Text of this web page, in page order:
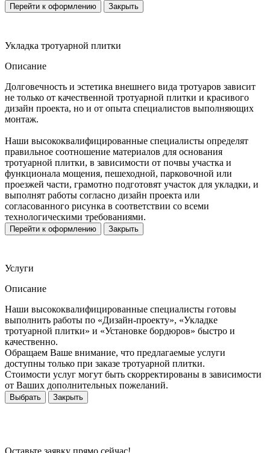
Перейти к оформлению Закрыть
Укладка тротуарной плитки
Описание
Долговечность и эстетика внешнего вида тротуаров зависит
не только от качественной тротуарной плитки и красивого
дизайн проекта, но и от опыта специалистов выполняющих
монтаж.
Наши высококвалифицированные специалисты определят
правильное соотношение материалов для основания
тротуарной плитки, в зависимости от почвы участка и
функционала мощения, пешеходной, парковочной или
проезжей части, грамотно подготовят участок для укладки, и
выполнят работы согласно дизайн проекта или
согласованного рисунка в соответствии со всеми
технологическими требованиями.
Перейти к оформлению Закрыть
Услуги
Описание
Наши высококвалифицированные специалисты готовы
выполнить работы по «Дизайн-проекту», «Укладке
тротуарной плитки» и «Установке бордюров» быстро и
качественно.
Обращаем Ваше внимание, что предлагаемые услуги
доступны только при заказе тротуарной плитки.
Стоимости услуг могут быть скорректированы в зависимости
от Ваших дополнительных пожеланий.
Выбрать Закрыть
Оставьте заявку прямо сейчас!